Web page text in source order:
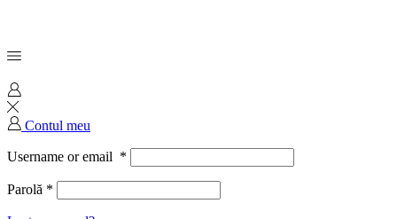
Contul meu
Username or email *
Parolă *